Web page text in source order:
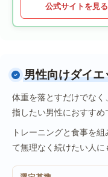
公式サイトを見る
男性向けダイエ
体重を落とすだけでな
指したい男性におすすめ
トレーニングと食事を
て無理なく続けたい人に